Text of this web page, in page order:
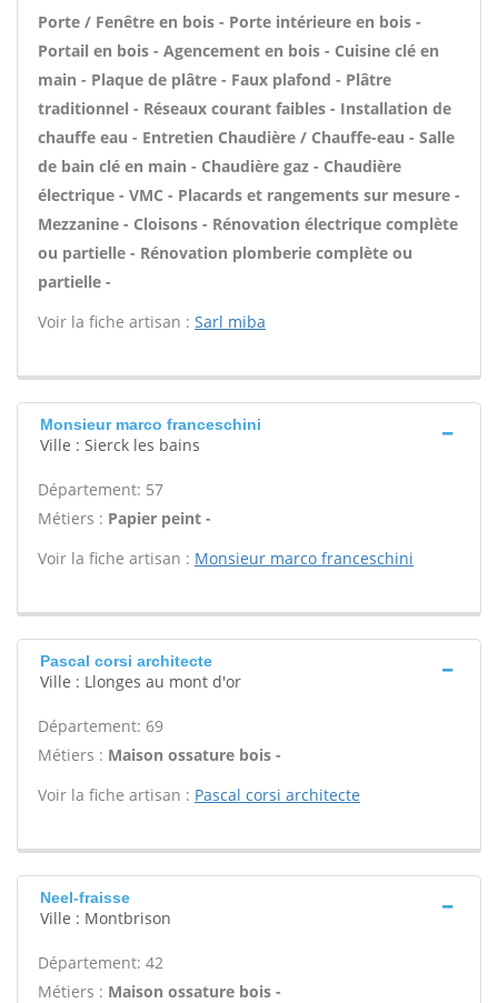
Porte / Fenêtre en bois - Porte intérieure en bois -
Portail en bois - Agencement en bois - Cuisine clé en
main - Plaque de plâtre - Faux plafond - Plâtre
traditionnel - Réseaux courant faibles - Installation de
chauffe eau - Entretien Chaudière / Chauffe-eau - Salle
de bain clé en main - Chaudière gaz - Chaudière
électrique - VMC - Placards et rangements sur mesure -
Mezzanine - Cloisons - Rénovation électrique complète
ou partielle - Rénovation plomberie complète ou
partielle -
Voir la fiche artisan : Sarl miba
Monsieur marco franceschini
Ville : Sierck les bains
Département: 57
Métiers : Papier peint -
Voir la fiche artisan : Monsieur marco franceschini
Pascal corsi architecte
Ville : Llonges au mont d'or
Département: 69
Métiers : Maison ossature bois -
Voir la fiche artisan : Pascal corsi architecte
Neel-fraisse
Ville : Montbrison
Département: 42
Métiers : Maison ossature bois -